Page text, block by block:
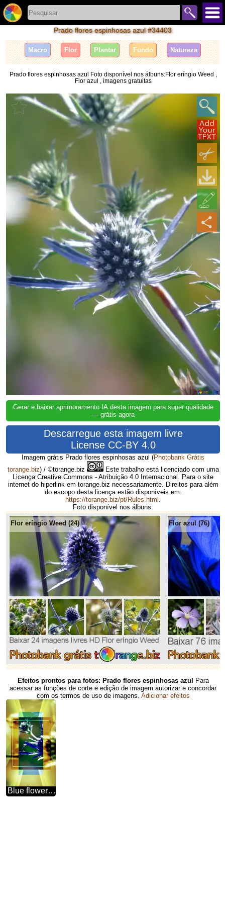
Prado flores espinhosas azul #34403
Macro Flor Plantar Fundo Natureza
Prado flores espinhosas azul Foto disponível nos álbuns:Flor eríngio Weed ,
Flor azul , imagens gratuitas
Gerar e baixar aprimoramento IA desta imagem para super qualidade
— grátis agora
Descarregue esta imagem livre
License CC-BY 4.0
Imagem grátis Prado flores espinhosas azul (Photobank Grátis
torange.biz) / ©torange.biz
Este trabalho está licenciado com uma
Licença Creative Commons - Atribuição 4.0 Internacional. Para o site
internet do hiperlink em torange.biz necessariamente. Direitos para além
do escopo desta licença estão disponíveis em:
https://torange.biz/pt/Rules.html
Foto disponível nos álbuns:
Flor eríngio Weed (24) Flor azul (76)
Efeitos prontos para fotos: Prado flores espinhosas azul Para
acessar as funções de corte e edição de imagem autorizar e concordar
com os termos de uso de imagens. Adicionar efeitos
Blue flower fuzzy border frame powerpoint website infographic template banner layout design responsive brochure business